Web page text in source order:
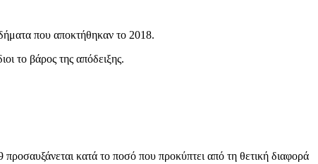
που αποκτήθηκαν το 2018.
το βάρος της απόδειξης.
κατά το ποσό που προκύπτει από τη θετική διαφορά